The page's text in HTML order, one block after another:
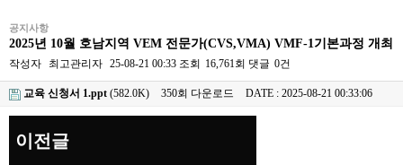
공지사항
2025년 10월 호남지역 VEM 전문가(CVS,VMA) VMF-1기본과정 개최
작성자 최고관리자 25-08-21 00:33 조회 16,761회 댓글 0건
교육 신청서 1.ppt (582.0K) 350회 다운로드 DATE : 2025-08-21 00:33:06
이전글